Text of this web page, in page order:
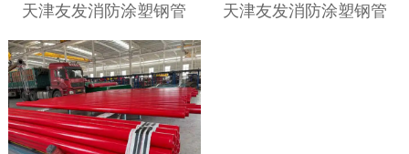
天津友发消防涂塑钢管 天津友发消防涂塑钢管